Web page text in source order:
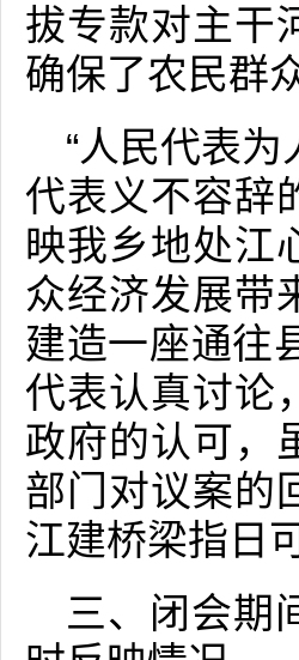
拔专款对主干
确保了农民群
“人民代表
代表义不容辞
映我乡地处江
众经济发展带
建造一座通往
代表认真讨论
政府的认可，
部门对议案的
江建桥梁指日
三、闭会期